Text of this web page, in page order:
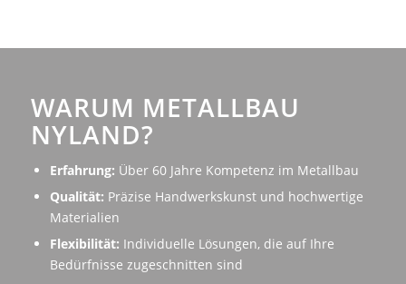
WARUM METALLBAU
NYLAND?
Erfahrung: Über 60 Jahre Kompetenz im Metallbau
Qualität: Präzise Handwerkskunst und hochwertige
Materialien
Flexibilität: Individuelle Lösungen, die auf Ihre
Bedürfnisse zugeschnitten sind